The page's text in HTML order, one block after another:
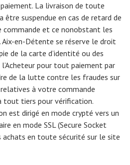
La livraison de toute
être suspendue en cas de retard de
commande et ce nonobstant les
Aix-en-Détente se réserve le droit
de la carte d’identité ou des
pour tout paiement par
de la lutte contre les fraudes sur
à votre commande
tout tiers pour vérification.
est dirigé en mode crypté vers un
en mode SSL (Secure Socket
achats en toute sécurité sur le site